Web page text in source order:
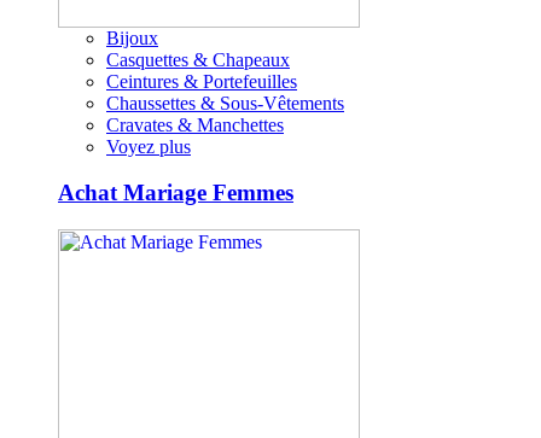
Bijoux
Casquettes & Chapeaux
Ceintures & Portefeuilles
Chaussettes & Sous-Vêtements
Cravates & Manchettes
Voyez plus
Achat Mariage Femmes